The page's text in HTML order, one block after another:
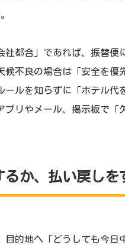
社都合」であれば、振替
候不良の場合は「安全を
ールを知らずに「ホテル
プリやメール、掲示板で「
るか、払い戻しを
目的地へ「どうしても今